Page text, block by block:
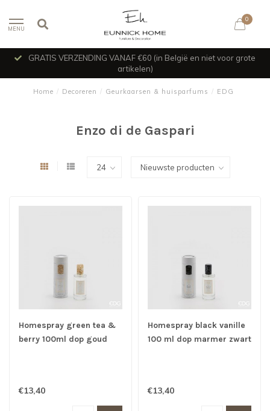
MENU
0
GRATIS VERZENDING VANAF €60 (in België en niet voor grote
artikelen)
Home / Decoreren / Geurkaarsen & huisparfums / EDG
Enzo di de Gaspari
Homespray green tea &
berry 100ml dop goud
€13,40
Homespray black vanille
100 ml dop marmer zwart
€13,40